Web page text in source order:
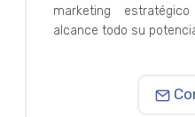
marketing
alcance todo su